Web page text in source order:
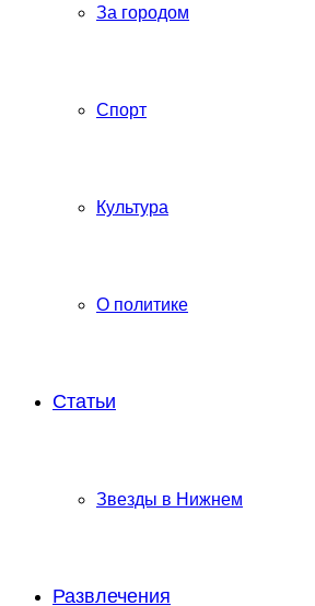
За городом
Спорт
Культура
О политике
Статьи
Звезды в Нижнем
Развлечения